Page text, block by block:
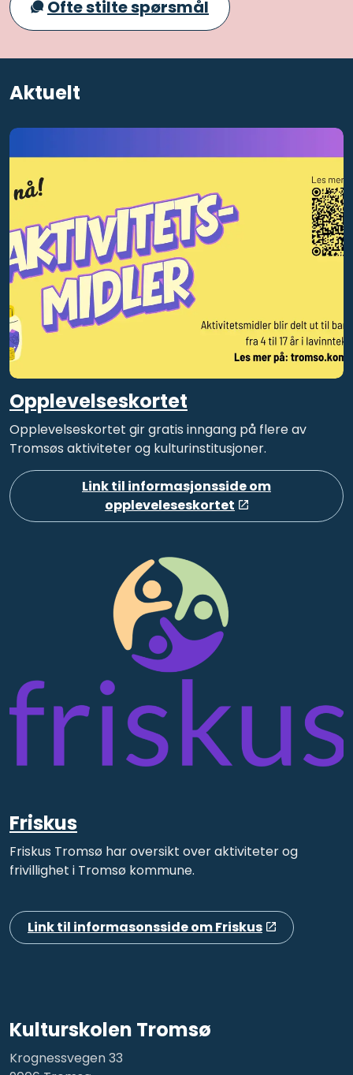
Ofte stilte spørsmål
Aktuelt
Opplevelseskortet
Opplevelseskortet gir gratis inngang på flere av
Tromsøs aktiviteter og kulturinstitusjoner.
Link til informasjonsside om
oppleveleseskortet
Friskus
Friskus Tromsø har oversikt over aktiviteter og
frivillighet i Tromsø kommune.
Link til informasonsside om Friskus
Kulturskolen Tromsø
Krognessvegen 33